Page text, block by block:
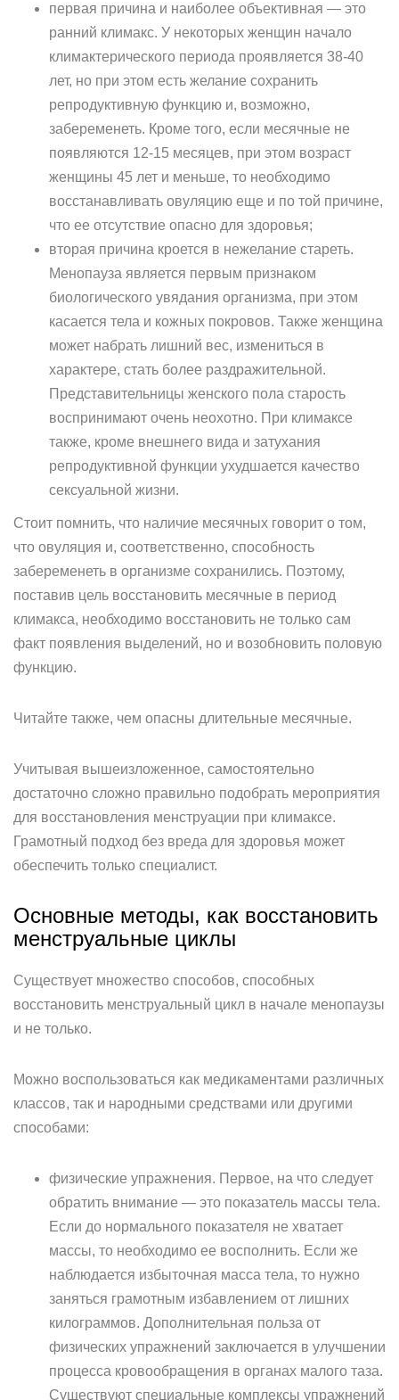
первая причина и наиболее объективная — это
ранний климакс. У некоторых женщин начало
климактерического периода проявляется 38-40
лет, но при этом есть желание сохранить
репродуктивную функцию и, возможно,
забеременеть. Кроме того, если месячные не
появляются 12-15 месяцев, при этом возраст
женщины 45 лет и меньше, то необходимо
восстанавливать овуляцию еще и по той причине,
что ее отсутствие опасно для здоровья;
вторая причина кроется в нежелание стареть.
Менопауза является первым признаком
биологического увядания организма, при этом
касается тела и кожных покровов. Также женщина
может набрать лишний вес, измениться в
характере, стать более раздражительной.
Представительницы женского пола старость
воспринимают очень неохотно. При климаксе
также, кроме внешнего вида и затухания
репродуктивной функции ухудшается качество
сексуальной жизни.
Стоит помнить, что наличие месячных говорит о том,
что овуляция и, соответственно, способность
забеременеть в организме сохранились. Поэтому,
поставив цель восстановить месячные в период
климакса, необходимо восстановить не только сам
факт появления выделений, но и возобновить половую
функцию.
Читайте также, чем опасны длительные месячные.
Учитывая вышеизложенное, самостоятельно
достаточно сложно правильно подобрать мероприятия
для восстановления менструации при климаксе.
Грамотный подход без вреда для здоровья может
обеспечить только специалист.
Основные методы, как восстановить
менструальные циклы
Существует множество способов, способных
восстановить менструальный цикл в начале менопаузы
и не только.
Можно воспользоваться как медикаментами различных
классов, так и народными средствами или другими
способами:
физические упражнения. Первое, на что следует
обратить внимание — это показатель массы тела.
Если до нормального показателя не хватает
массы, то необходимо ее восполнить. Если же
наблюдается избыточная масса тела, то нужно
заняться грамотным избавлением от лишних
килограммов. Дополнительная польза от
физических упражнений заключается в улучшении
процесса кровообращения в органах малого таза.
Существуют специальные комплексы упражнений